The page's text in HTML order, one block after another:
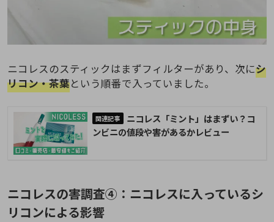
ニコレスのスティックはまずフィルターがあり、次にシ
リコン・茶葉という順番で入っていました。
ニコレス「ミント」はまずい？コ
ンビニの値段や害があるかレビュー
ニコレスの害調査④：ニコレスに入っているシ
リコンによる影響